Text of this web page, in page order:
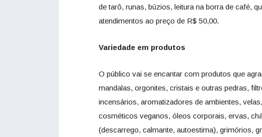
de tarô, runas, búzios, leitura na borra de café,
atendimentos ao preço de R$ 50,00.
Variedade em produtos
O público vai se encantar com produtos que
mandalas, orgonites, cristais e outras pedras,
incensários, aromatizadores de ambientes,
cosméticos veganos, óleos corporais, ervas,
(descarrego, calmante, autoestima), grimórios,